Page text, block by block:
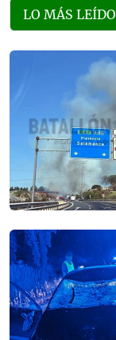
LO MÁS LEÍDO